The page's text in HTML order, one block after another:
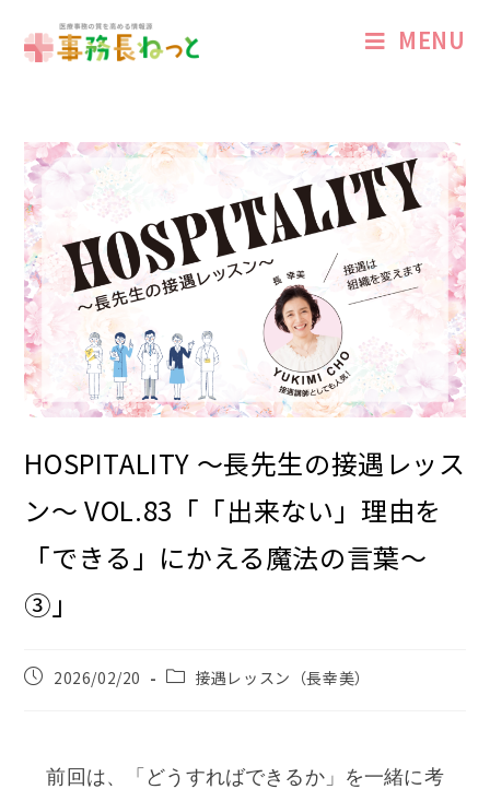
MENU
HOSPITALITY 〜長先生の接遇レッス
ン〜 VOL.83「「出来ない」理由を
「できる」にかえる魔法の言葉～
③」
2026/02/20 接遇レッスン（長幸美）
前回は、「どうすればできるか」を一緒に考